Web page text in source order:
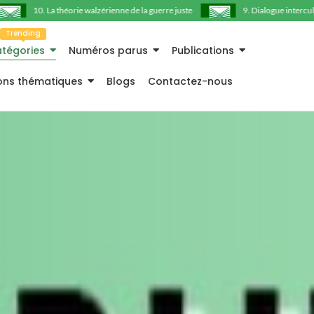
10. La théorie walzérienne de la guerre juste 9. Dialogue interculturel
Trending
Numéros parus Publications
thématiques Blogs Contactez-nous